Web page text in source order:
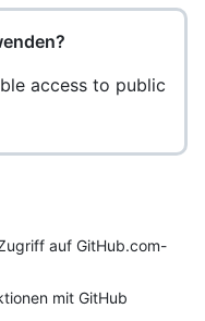
access to public
auf GitHub.com-
mit GitHub